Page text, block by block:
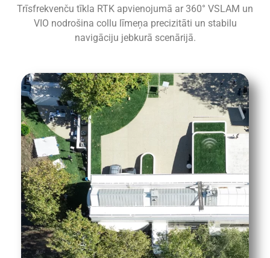
Trīsfrekvenču tīkla RTK apvienojumā ar 360° VSLAM un
VIO nodrošina collu līmeņa precizitāti un stabilu
navigāciju jebkurā scenārijā.